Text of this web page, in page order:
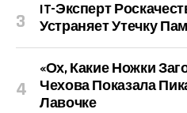
IT-Эксперт
Устраняет Утечку
«Ох, Какие Ножки
Чехова Показала
Лавочке